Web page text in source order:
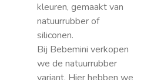
kleuren, gemaakt van
natuurrubber of
siliconen.
Bij Bebemini verkopen
we de natuurrubber